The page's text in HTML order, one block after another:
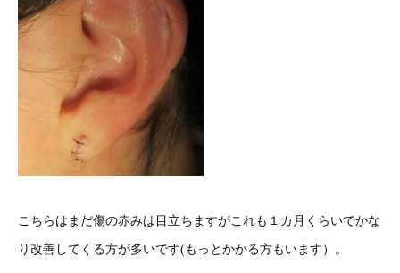
こちらはまだ傷の赤みは目立ちますがこれも１カ月くらいでかな
り改善してくる方が多いです(もっとかかる方もいます）。